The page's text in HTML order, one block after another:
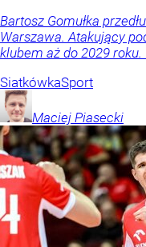
Bartosz Gomułka
Warszawa. Atakujący
klubem aż do 2029 roku.
SiatkówkaSport
Maciej Piasecki